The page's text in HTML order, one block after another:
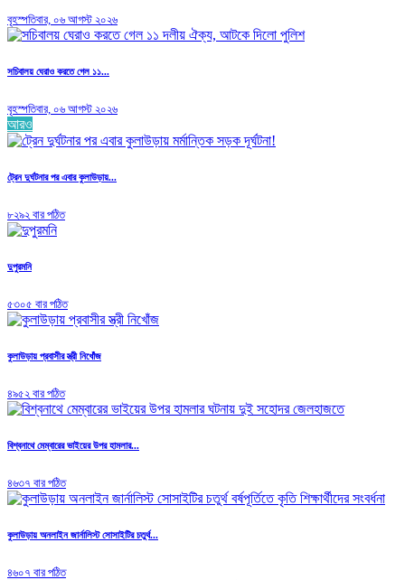
বৃহস্পতিবার, ০৬ আগস্ট ২০২৬
সচিবালয় ঘেরাও করতে গেল ১১...
বৃহস্পতিবার, ০৬ আগস্ট ২০২৬
আরও
ট্রেন দুর্ঘটনার পর এবার কুলাউড়ায়...
৮২৯২ বার পঠিত
দুপুরমনি
৫৩০৫ বার পঠিত
কুলাউড়ায় প্রবাসীর স্ত্রী নিখোঁজ
৪৯৫২ বার পঠিত
বিশ্বনাথে মেম্বারের ভাইয়ের উপর হামলার...
৪৬৩৭ বার পঠিত
কুলাউড়ায় অনলাইন জার্নালিস্ট সোসাইটির চতুর্থ...
৪৬০৭ বার পঠিত